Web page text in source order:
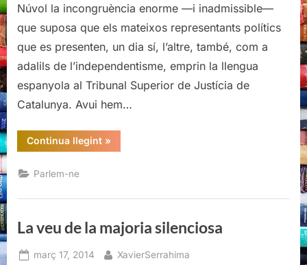
declaracions
de
sobirania,
ja…
Núvol la incongruència enorme —i inadmissible—
que suposa que els mateixos representants polítics
que es presenten, un dia sí, l’altre, també, com a
adalils de l’independentisme, emprin la llengua
espanyola al Tribunal Superior de Justícia de
Catalunya. Avui hem…
Continua llegint“Ja
podem
sobirania,
»
Parlem-ne
La veu de la majoria silenciosa
Posted
març 17, 2014 By
XavierSerrahima